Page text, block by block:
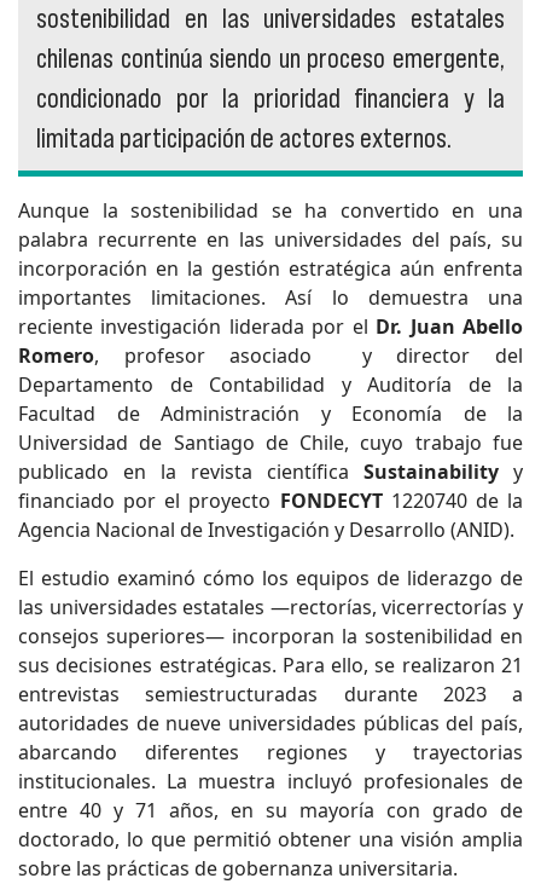
sostenibilidad en las universidades estatales
chilenas continúa siendo un proceso emergente,
condicionado por la prioridad financiera y la
limitada participación de actores externos.
Aunque la sostenibilidad se ha convertido en una
palabra recurrente en las universidades del país, su
incorporación en la gestión estratégica aún enfrenta
importantes limitaciones. Así lo demuestra una
reciente investigación liderada por el Dr. Juan Abello
Romero, profesor asociado y director del
Departamento de Contabilidad y Auditoría de la
Facultad de Administración y Economía de la
Universidad de Santiago de Chile, cuyo trabajo fue
publicado en la revista científica Sustainability y
financiado por el proyecto FONDECYT1220740 de la
Agencia Nacional de Investigación y Desarrollo (ANID).
El estudio examinó cómo los equipos de liderazgo de
las universidades estatales —rectorías, vicerrectorías y
consejos superiores— incorporan la sostenibilidad en
sus decisiones estratégicas. Para ello, se realizaron 21
entrevistas semiestructuradas durante 2023 a
autoridades de nueve universidades públicas del país,
abarcando diferentes regiones y trayectorias
institucionales. La muestra incluyó profesionales de
entre 40 y 71 años, en su mayoría con grado de
doctorado, lo que permitió obtener una visión amplia
sobre las prácticas de gobernanza universitaria.